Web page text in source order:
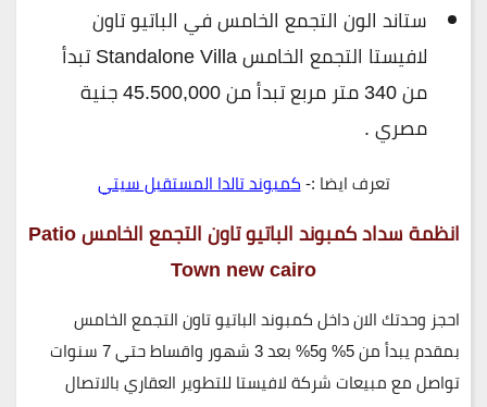
ستاند الون التجمع الخامس في الباتيو تاون
لافيستا التجمع الخامس Standalone Villa تبدأ
من 340 متر مربع تبدأ من 45.500,000 جنية
مصري .
تعرف ايضا :-كمبوند تالدا المستقبل سيتي
انظمة سداد كمبوند الباتيو تاون التجمع الخامس Patio
Town new cairo
احجز وحدتك الان داخل كمبوند الباتيو تاون التجمع الخامس
بمقدم يبدأ من 5% و5% بعد 3 شهور واقساط حتي 7 سنوات
تواصل مع مبيعات شركة لافيستا للتطوير العقاري بالاتصال